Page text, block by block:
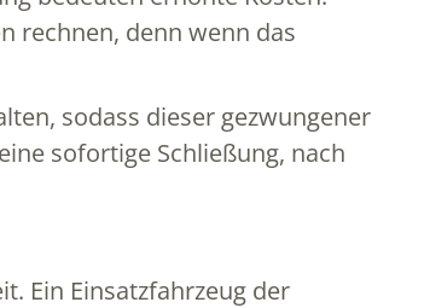
rechnen, denn wenn das
sodass dieser gezwungener
sofortige Schließung, nach
Ein Einsatzfahrzeug der